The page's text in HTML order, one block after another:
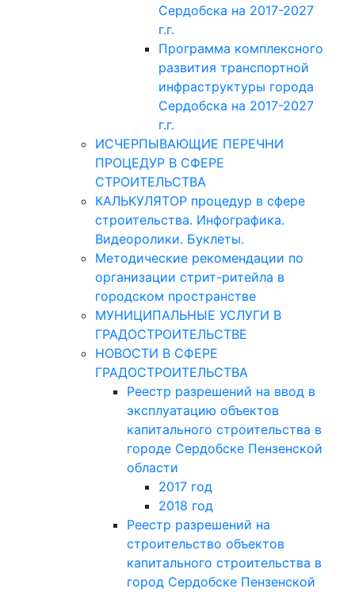
Сердобска на 2017-2027
г.г.
Программа комплексного
развития транспортной
инфраструктуры города
Сердобска на 2017-2027
г.г.
ИСЧЕРПЫВАЮЩИЕ ПЕРЕЧНИ
ПРОЦЕДУР В СФЕРЕ
СТРОИТЕЛЬСТВА
КАЛЬКУЛЯТОР процедур в сфере
строительства. Инфографика.
Видеоролики. Буклеты.
Методические рекомендации по
организации стрит-ритейла в
городском пространстве
МУНИЦИПАЛЬНЫЕ УСЛУГИ В
ГРАДОСТРОИТЕЛЬСТВЕ
НОВОСТИ В СФЕРЕ
ГРАДОСТРОИТЕЛЬСТВА
Реестр разрешений на ввод в
эксплуатацию объектов
капитального строительства в
городе Сердобске Пензенской
области
2017 год
2018 год
Реестр разрешений на
строительство объектов
капитального строительства в
город Сердобске Пензенской